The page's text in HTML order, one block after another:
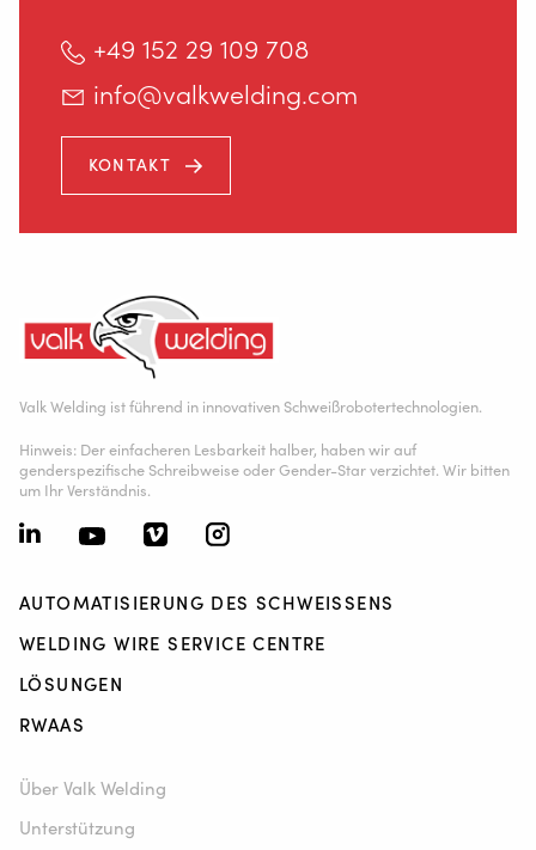
(Mo. bis Sa. von 7.00-23.00 Uhr)
+49 152 29 109 708
info@valkwelding.com
KONTAKT
Valk Welding ist führend in innovativen Schweißrobotertechnologien.
Hinweis: Der einfacheren Lesbarkeit halber, haben wir auf
genderspezifische Schreibweise oder Gender-Star verzichtet. Wir bitten
um Ihr Verständnis.
AUTOMATISIERUNG DES SCHWEISSENS
WELDING WIRE SERVICE CENTRE
LÖSUNGEN
RWAAS
Über Valk Welding
Unterstützung